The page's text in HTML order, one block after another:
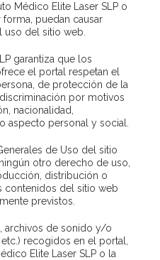
Médico Elite Laser SLP o
puedan causar
del sitio web.
garantiza que los
el portal respetan el
de protección de la
por motivos
nacionalidad,
aspecto personal y social.
de Uso del sitio
otro derecho de uso,
distribución o
contenidos del sitio web
previstos.
archivos de sonido y/o
recogidos en el portal,
Elite Laser SLP o la